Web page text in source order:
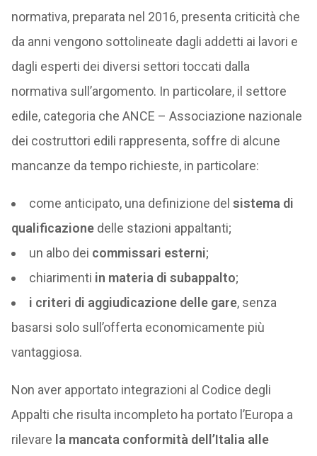
normativa, preparata nel 2016, presenta criticità che
da anni vengono sottolineate dagli addetti ai lavori e
dagli esperti dei diversi settori toccati dalla
normativa sull’argomento. In particolare, il settore
edile, categoria che ANCE – Associazione nazionale
dei costruttori edili rappresenta, soffre di alcune
mancanze da tempo richieste, in particolare:
come anticipato, una definizione del sistema di
qualificazionedelle stazioni appaltanti;
un albo dei commissari esterni;
chiarimenti in materia di subappalto;
i criteri di aggiudicazione delle gare, senza
basarsi solo sull’offerta economicamente più
vantaggiosa.
Non aver apportato integrazioni al Codice degli
Appalti che risulta incompleto ha portato l’Europa a
rilevare la mancata conformità dell’Italia alle